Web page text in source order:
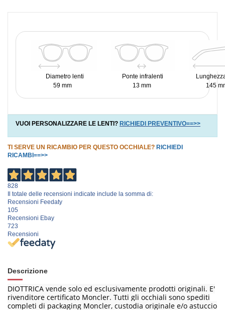
Diametro lenti Ponte infralenti
59 mm
13 mm 145
VUOI PERSONALIZZARE LE LENTI? RICHIEDI PREVENTIVO==>>
TI SERVE UN RICAMBIO PER QUESTO OCCHIALE? RICHIEDI
RICAMBI==>>
828
Il totale delle recensioni indicate include la somma di:
Recensioni Feedaty
105
Recensioni Ebay
723
Recensioni
Descrizione
DIOTTRICA vende solo ed esclusivamente prodotti originali. E'
rivenditore certificato Moncler. Tutti gli occhiali sono spediti
completi di packaging Moncler, custodia originale e/o astuccio